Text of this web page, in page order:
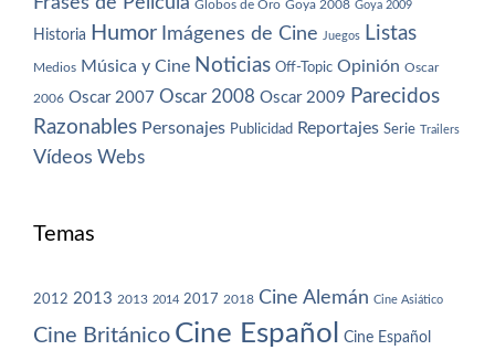
Globos de Oro Goya 2008 Goya 2009
Historia Humor Imágenes de Cine Juegos Listas
Medios Música y Cine Noticias Off-Topic Opinión Oscar
2006 Oscar 2007 Oscar 2008 Oscar 2009 Parecidos
Razonables Personajes Publicidad Reportajes Serie Trailers
Vídeos Webs
Temas
2012 2013 2013 2014 2017 2018 Cine Alemán Cine Asiático
Cine Británico Cine Español Cine Español